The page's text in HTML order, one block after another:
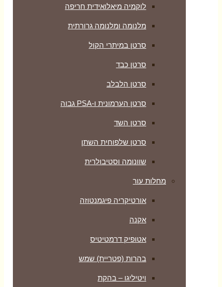
לוקמיה מיאלואידית חריפה
מלנומה ומלנומה גרורתית
סרטן במיתרי הקול
סרטן כבד
סרטן הלבלב
סרטן הערמונית ו-PSA גבוה
סרטן השד
סרטן שלפוחית השתן
שוונומה וסטיבולרית
מחלות עור
אורטיקריה פיגמנטוזה
אקנה
אטופיק דרמטיטיס
בהרות (פטריית) שמש
ויטיליגו – בהקת